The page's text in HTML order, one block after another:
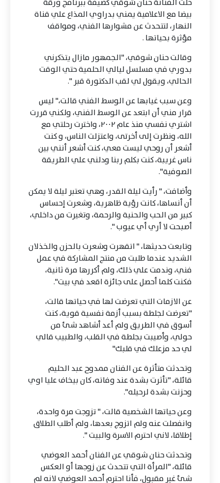
حلت الفنانة حنان شوقي كضيفة ببرنامج ورقة
بيضا مع الاعلامية يمني بدراوي المذاع علي قناة
النهار، لتتحدث عن مشوارها الفني، ومواقف
مؤثرة بحياتها .
وقالت حنان شوقي، "الجمهور مازال يتذكرني
بدوري في مسلسل ليالي الحلمية حتي الوقت
الحالي، ويقول لي لقب الدكتورة قبر ".
وعن سبب غيابها عن الوسط الفني قالت،" ليس
قرار مني أن ابتعد عن الوسط الفني، ولكني قررت
اشتري نفسي منذ عام ٢٠٠٢، واخترت رحلتي مع
الله، ونظرت إلى أخرتى، واعتزلت الناس، و كنت
أشعر أن روحي ليست معي، كنت أشعر أنني بين
ناس غريبة، كنت بكلم ربنا ودلني علي الطريقة
الصوفية".
وأضافت، " رأيت ليلة القدر، وهي تعتبر ليلة لا يمكن
أن أنساها، كانت رؤية ظاهرية، وشعرت إحساس
كبير من الحب والحنية والرحمة، وتغيرت من داخلي،
أصبحت لا أري أي عيوب ".
وتابعت حديثها، " اتقهرت وشعرت بالحزن والخذلان
الشديد عندما طلبت من منتج المشاركة في عمل
فني، وندمت علي ذلك، ولم أكررها مرة ثانية،
فكنت كلما أحصل على جائزة اقعد في بيت".
عن الازمات التي تعرضت لها في حياتها قالت،
"تعرضت لجلطة بسبب أزمة نفسية قوية، كنت
أسوق في الطريق ولم أعد أشاهد شئ من
حولي، وأصيبت بجلطة في القلب، والطبيب قالي
لي حد مزعلك في قلبك"
وتحدثت متأثرة عن الفنان ممدوح عبد الحليم
قائلة، "تأثرت بشدة عند وفاته، كان بيخاف عليا اوي
وحزنت بشدة لرحيله".
وعن حياتها الشخصية قالت، " تزوجت مرة واحدة،
وانفصلت عنه ولم اتزوج بعدها، ولم أطلب الطلاق
إطلاقا، لاني احترم الاسرة والبيت ".
وتحدثت حنان شوقي عن الفنان أحمد العوضي
قائلة، "المرأة التي تتحدث عن زوجها أو العكس
شئ غير مقبول، فأنا احترم أحمد العوضي لانه لم